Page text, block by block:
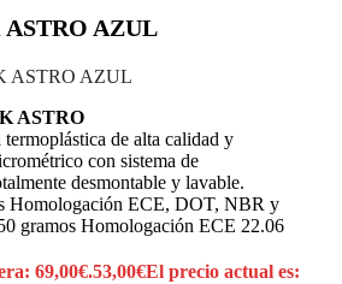
AZUL
ASTRO AZUL
ASTRO
termoplástica de alta calidad y
con sistema de
desmontable y lavable.
Homologación ECE, DOT, NBR y
gramos Homologación ECE 22.06
69,00€.53,00€El precio actual es: